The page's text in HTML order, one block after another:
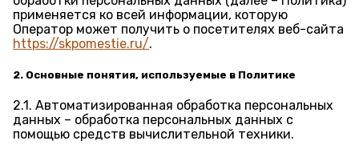
применяется ко всей информации, которую
Оператор может получить о посетителях веб-сайта
https://skpomestie.ru/.
2. Основные понятия, используемые в Политике
2.1. Автоматизированная обработка персональных
данных – обработка персональных данных с
помощью средств вычислительной техники.